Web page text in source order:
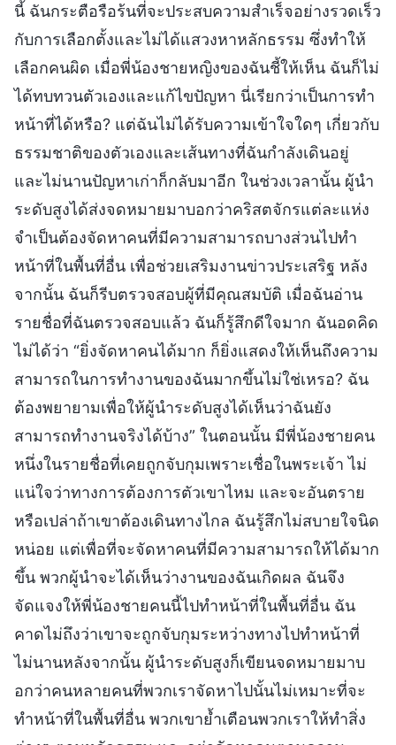
นี้ ฉันกระตือรือร้นที่จะประสบความสำเร็จอย่างรวดเร็ว
กับการเลือกตั้งและไม่ได้แสวงหาหลักธรรม ซึ่งทำให้
เลือกคนผิด เมื่อพี่น้องชายหญิงของฉันชี้ให้เห็น ฉันก็ไม่
ได้ทบทวนตัวเองและแก้ไขปัญหา นี่เรียกว่าเป็นการทำ
หน้าที่ได้หรือ? แต่ฉันไม่ได้รับความเข้าใจใดๆ เกี่ยวกับ
ธรรมชาติของตัวเองและเส้นทางที่ฉันกำลังเดินอยู่
และไม่นานปัญหาเก่าก็กลับมาอีก ในช่วงเวลานั้น ผู้นำ
ระดับสูงได้ส่งจดหมายมาบอกว่าคริสตจักรแต่ละแห่ง
จำเป็นต้องจัดหาคนที่มีความสามารถบางส่วนไปทำ
หน้าที่ในพื้นที่อื่น เพื่อช่วยเสริมงานข่าวประเสริฐ หลัง
จากนั้น ฉันก็รีบตรวจสอบผู้ที่มีคุณสมบัติ เมื่อฉันอ่าน
รายชื่อที่ฉันตรวจสอบแล้ว ฉันก็รู้สึกดีใจมาก ฉันอดคิด
ไม่ได้ว่า “ยิ่งจัดหาคนได้มาก ก็ยิ่งแสดงให้เห็นถึงความ
สามารถในการทำงานของฉันมากขึ้นไม่ใช่เหรอ? ฉัน
ต้องพยายามเพื่อให้ผู้นำระดับสูงได้เห็นว่าฉันยัง
สามารถทำงานจริงได้บ้าง” ในตอนนั้น มีพี่น้องชายคน
หนึ่งในรายชื่อที่เคยถูกจับกุมเพราะเชื่อในพระเจ้า ไม่
แน่ใจว่าทางการต้องการตัวเขาไหม และจะอันตราย
หรือเปล่าถ้าเขาต้องเดินทางไกล ฉันรู้สึกไม่สบายใจนิด
หน่อย แต่เพื่อที่จะจัดหาคนที่มีความสามารถให้ได้มาก
ขึ้น พวกผู้นำจะได้เห็นว่างานของฉันเกิดผล ฉันจึง
จัดแจงให้พี่น้องชายคนนี้ไปทำหน้าที่ในพื้นที่อื่น ฉัน
คาดไม่ถึงว่าเขาจะถูกจับกุมระหว่างทางไปทำหน้าที่
ไม่นานหลังจากนั้น ผู้นำระดับสูงก็เขียนจดหมายมาบ
อกว่าคนหลายคนที่พวกเราจัดหาไปนั้นไม่เหมาะที่จะ
ทำหน้าที่ในพื้นที่อื่น พวกเขาย้ำเตือนพวกเราให้ทำสิ่ง